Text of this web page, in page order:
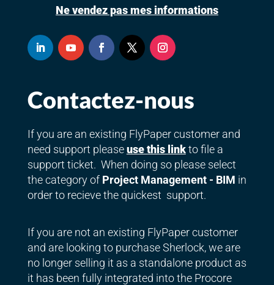
Ne vendez pas mes informations
Contactez-nous
If you are an existing FlyPaper customer and
need support pleaseuse this linkto file a
support ticket. When doing so please select
the category of Project Management - BIM in
order to recieve the quickest support.
If you are not an existing FlyPaper customer
and are looking to purchase Sherlock, we are
no longer selling it as a standalone product as
it has been fully integrated into the Procore